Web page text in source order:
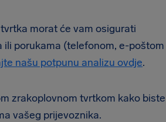
morat će vam osigurati
ili porukama (telefonom, e-poštom
našu potpunu analizu ovdje.
zrakoplovnom tvrtkom kako biste
vašeg prijevoznika.